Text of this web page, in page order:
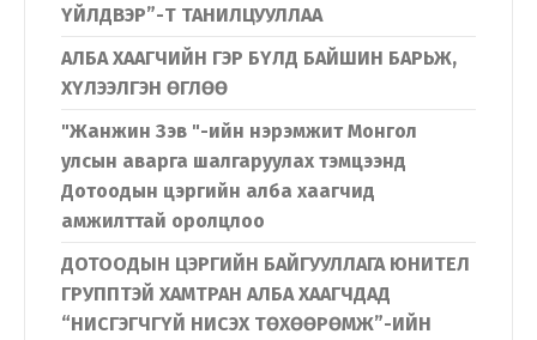
ҮЙЛДВЭР”-Т ТАНИЛЦУУЛЛАА
АЛБА ХААГЧИЙН ГЭР БҮЛД БАЙШИН БАРЬЖ,
ХҮЛЭЭЛГЭН ӨГЛӨӨ
"Жанжин Зэв "-ийн нэрэмжит Монгол
улсын аварга шалгаруулах тэмцээнд
Дотоодын цэргийн алба хаагчид
амжилттай оролцлоо
ДОТООДЫН ЦЭРГИЙН БАЙГУУЛЛАГА ЮНИТЕЛ
ГРУППТЭЙ ХАМТРАН АЛБА ХААГЧДАД
“НИСГЭГЧГҮЙ НИСЭХ ТӨХӨӨРӨМЖ”-ИЙН